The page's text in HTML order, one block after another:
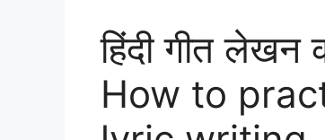
हिंदी गीत
How to